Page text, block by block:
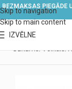
Skip to navigation
Skip to main content
BEZMAKSAS PIEGĀDE
IZVĒLNE